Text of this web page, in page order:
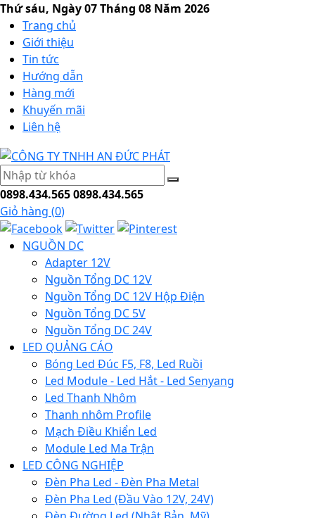
Thứ sáu, Ngày 07 Tháng 08 Năm 2026
Trang chủ
Giới thiệu
Tin tức
Hướng dẫn
Hàng mới
Khuyến mãi
Liên hệ
0898.434.5650898.434.565
Giỏ hàng (0)
NGUỒN DC
Adapter 12V
Nguồn Tổng DC 12V
Nguồn Tổng DC 12V Hộp Điện
Nguồn Tổng DC 5V
Nguồn Tổng DC 24V
LED QUẢNG CÁO
Bóng Led Đúc F5, F8, Led Ruồi
Led Module - Led Hắt - Led Senyang
Led Thanh Nhôm
Thanh nhôm Profile
Mạch Điều Khiển Led
Module Led Ma Trận
LED CÔNG NGHIỆP
Đèn Pha Led - Đèn Pha Metal
Đèn Pha Led (Đầu Vào 12V, 24V)